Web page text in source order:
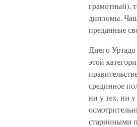
грамотный),
дипломы.
преданные
Диего
этой
срединное
ни у тех, ни
старинными